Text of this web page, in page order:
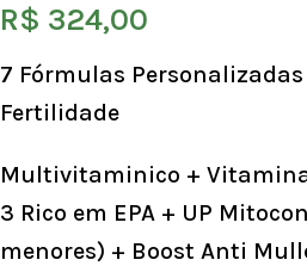
R$ 324,00
7 Fórmulas
Fertilidade
Multivitaminico + Vitamina
3 Rico em EPA + UP
menores) + Boost Anti